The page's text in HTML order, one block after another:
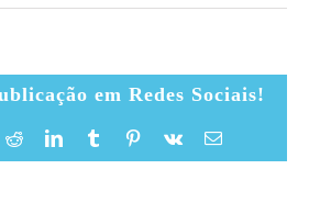
em Redes Sociais!
RedditLinkedInTumblrPinterest
Vk
Email